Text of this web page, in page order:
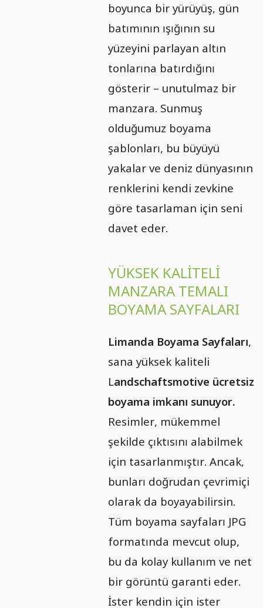
boyunca bir yürüyüş, gün
batımının ışığının su
yüzeyini parlayan altın
tonlarına batırdığını
gösterir – unutulmaz bir
manzara. Sunmuş
olduğumuz boyama
şablonları, bu büyüyü
yakalar ve deniz dünyasının
renklerini kendi zevkine
göre tasarlaman için seni
davet eder.
YÜKSEK KALITELI
MANZARA TEMALI
BOYAMA SAYFALARI
Limanda Boyama Sayfaları,
sana yüksek kaliteli
Landschaftsmotive ücretsiz
boyama imkanı sunuyor.
Resimler, mükemmel
şekilde çıktısını alabilmek
için tasarlanmıştır. Ancak,
bunları doğrudan çevrimiçi
olarak da boyayabilirsin.
Tüm boyama sayfaları JPG
formatında mevcut olup,
bu da kolay kullanım ve net
bir görüntü garanti eder.
İster kendin için ister